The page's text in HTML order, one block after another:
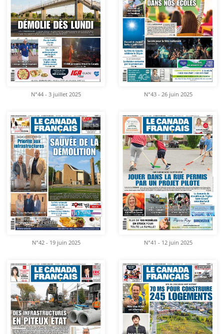
N°44 - 3 juillet 2025 N°43 - 26 juin 2025
N°42 - 19 juin 2025 N°41 - 12 juin 2025